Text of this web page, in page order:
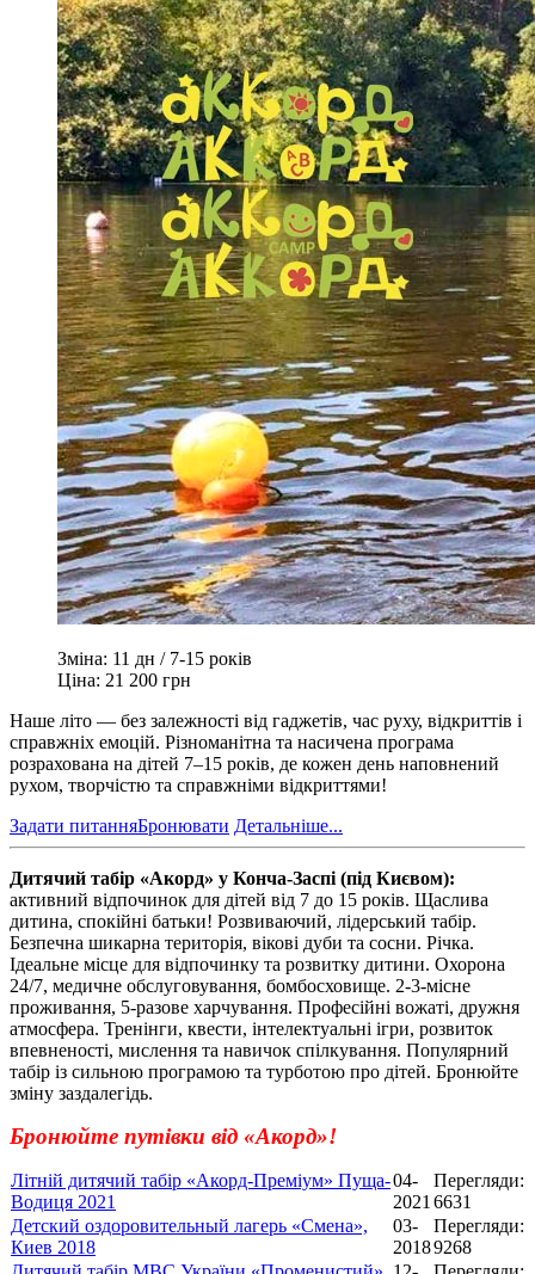
Зміна: 11 дн / 7-15 років
Ціна: 21 200 грн
Наше літо — без залежності від гаджетів, час руху, відкриттів і
справжніх емоцій. Різноманітна та насичена програма
розрахована на дітей 7–15 років, де кожен день наповнений
рухом, творчістю та справжніми відкриттями!
Задати питанняБронювати Детальніше...
Дитячий табір «Акорд» у Конча-Заспі (під Києвом):
активний відпочинок для дітей від 7 до 15 років. Щаслива
дитина, спокійні батьки! Розвиваючий, лідерський табір.
Безпечна шикарна територія, вікові дуби та сосни. Річка.
Ідеальне місце для відпочинку та розвитку дитини. Охорона
24/7, медичне обслуговування, бомбосховище. 2-3-місне
проживання, 5-разове харчування. Професійні вожаті, дружня
атмосфера. Тренінги, квести, інтелектуальні ігри, розвиток
впевненості, мислення та навичок спілкування. Популярний
табір із сильною програмою та турботою про дітей. Бронюйте
зміну заздалегідь.
Бронюйте путівки від «Акорд»!
Літній дитячий табір «Акорд-Преміум» Пуща-
Водиця 2021
04-
2021
Перегляди:
6631
Детский оздоровительный лагерь «Смена»,
Киев 2018
03-
2018
Перегляди:
9268